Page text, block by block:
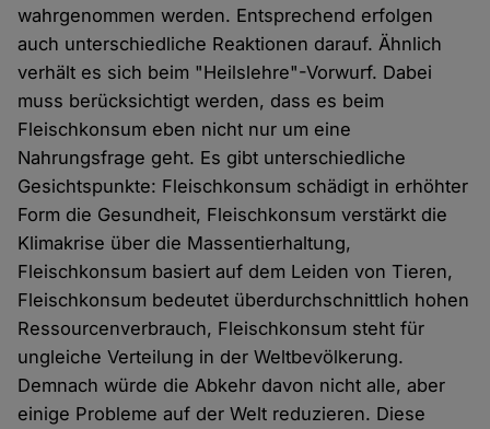
wahrgenommen werden. Entsprechend erfolgen
auch unterschiedliche Reaktionen darauf. Ähnlich
verhält es sich beim "Heilslehre"-Vorwurf. Dabei
muss berücksichtigt werden, dass es beim
Fleischkonsum eben nicht nur um eine
Nahrungsfrage geht. Es gibt unterschiedliche
Gesichtspunkte: Fleischkonsum schädigt in erhöhter
Form die Gesundheit, Fleischkonsum verstärkt die
Klimakrise über die Massentierhaltung,
Fleischkonsum basiert auf dem Leiden von Tieren,
Fleischkonsum bedeutet überdurchschnittlich hohen
Ressourcenverbrauch, Fleischkonsum steht für
ungleiche Verteilung in der Weltbevölkerung.
Demnach würde die Abkehr davon nicht alle, aber
einige Probleme auf der Welt reduzieren. Diese